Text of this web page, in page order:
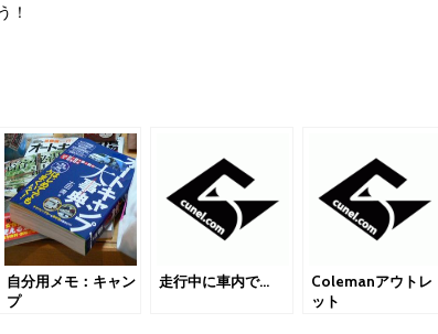
！
自分用メモ：キャン
プ
走行中に車内で…
Colemanアウトレ
ット